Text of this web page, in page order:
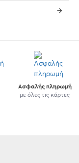
Ασφαλής πληρωμή
με όλες τις κάρτες